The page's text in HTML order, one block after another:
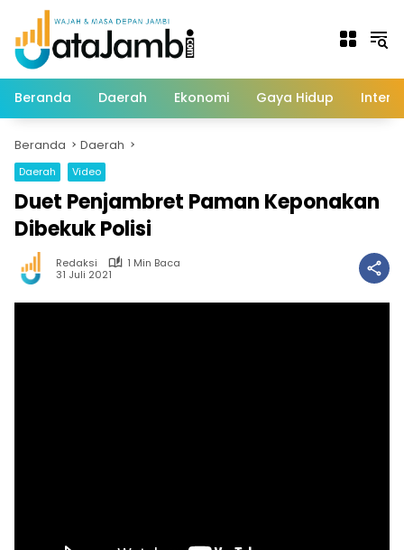
Langsung
konten
Beranda Daerah Ekonomi Gaya Hidup
Beranda Daerah
Daerah Video
Duet Penjambret Paman Keponakan
Dibekuk Polisi
Redaksi
1 Min Baca
31 Juli 2021